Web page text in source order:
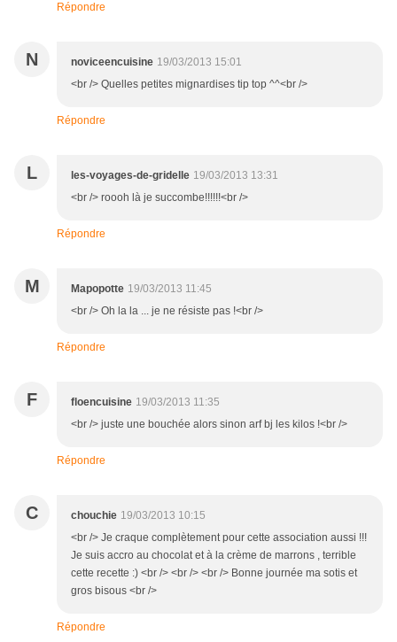
Répondre
N noviceencuisine 19/03/2013 15:01
<br /> Quelles petites mignardises tip top ^^<br />
Répondre
L les-voyages-de-gridelle 19/03/2013 13:31
<br /> roooh là je succombe!!!!!!<br />
Répondre
M Mapopotte 19/03/2013 11:45
<br /> Oh la la ... je ne résiste pas !<br />
Répondre
F floencuisine 19/03/2013 11:35
<br /> juste une bouchée alors sinon arf bj les kilos !<br />
Répondre
C chouchie 19/03/2013 10:15
<br /> Je craque complètement pour cette association aussi !!!
Je suis accro au chocolat et à la crème de marrons , terrible
cette recette :) <br /> <br /> <br /> Bonne journée ma sotis et
gros bisous <br />
Répondre